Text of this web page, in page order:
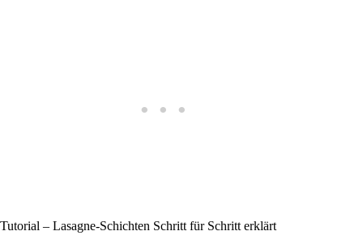
Tutorial – Lasagne-Schichten Schritt für Schritt erklärt